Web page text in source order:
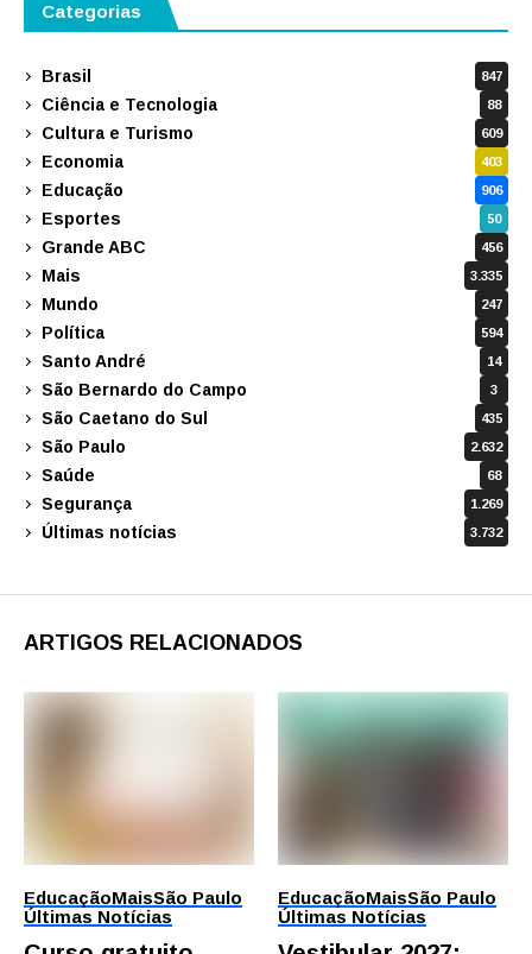
Categorias
Brasil 847
Ciência e Tecnologia 88
Cultura e Turismo 609
Economia 403
Educação 906
Esportes 50
Grande ABC 456
Mais 3.335
Mundo 247
Política 594
Santo André 14
São Bernardo do Campo 3
São Caetano do Sul 435
São Paulo 2.632
Saúde 68
Segurança 1.269
Últimas notícias 3.732
ARTIGOS RELACIONADOS
EducaçãoMaisSão Paulo
Últimas Notícias
EducaçãoMaisSão Paulo
Últimas Notícias